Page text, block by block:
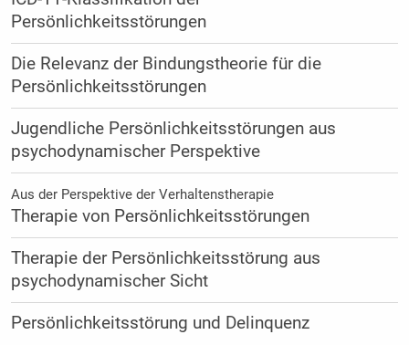
Persönlichkeitsstörungen
Die Relevanz der Bindungstheorie für die
Persönlichkeitsstörungen
Jugendliche Persönlichkeitsstörungen aus
psychodynamischer Perspektive
Aus der Perspektive der Verhaltenstherapie
Therapie von Persönlichkeitsstörungen
Therapie der Persönlichkeitsstörung aus
psychodynamischer Sicht
Persönlichkeitsstörung und Delinquenz